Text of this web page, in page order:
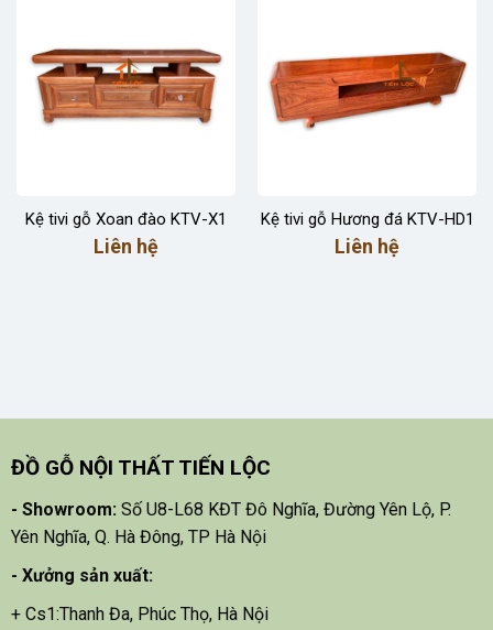
Kệ tivi gỗ Xoan đào KTV-X1
Liên hệ
Kệ tivi gỗ Hương đá KTV-HD1
Liên hệ
ĐỒ GỖ NỘI THẤT TIẾN LỘC
- Showroom: Số U8-L68 KĐT Đô Nghĩa, Đường Yên Lộ, P.
Yên Nghĩa, Q. Hà Đông, TP Hà Nội
- Xưởng sản xuất:
+ Cs1:Thanh Đa, Phúc Thọ, Hà Nội